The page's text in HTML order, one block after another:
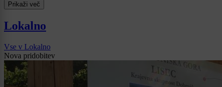
Prikaži več
Lokalno
Vse v Lokalno
Nova pridobitev